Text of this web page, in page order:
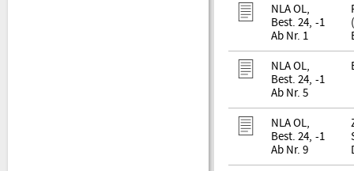
NLA OL,
Best. 24, -1
Ab Nr. 1
NLA OL,
Best. 24, -1
Ab Nr. 5
NLA OL,
Best. 24, -1
Ab Nr. 9